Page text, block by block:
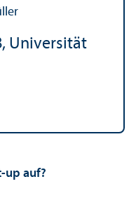
Universität
up auf?